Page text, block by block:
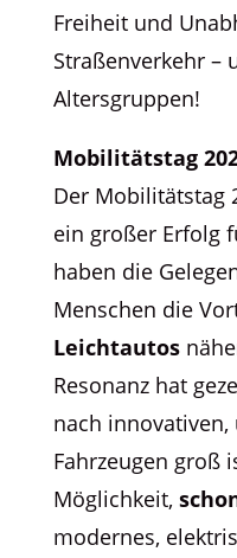
Freiheit und
Straßenverkehr –
Altersgruppen!
Mobilitätstag
Der Mobilitätstag
ein großer Erfolg
haben die
Menschen die
Leichtautos
Resonanz hat
nach
Fahrzeugen groß
Möglichkeit,
modernes,